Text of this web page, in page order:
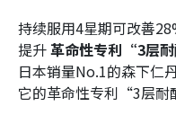
持续服用4星期可改善
提升革命性专利“3层耐
日本销量No.1的森下仁
它的革命性专利“3层耐